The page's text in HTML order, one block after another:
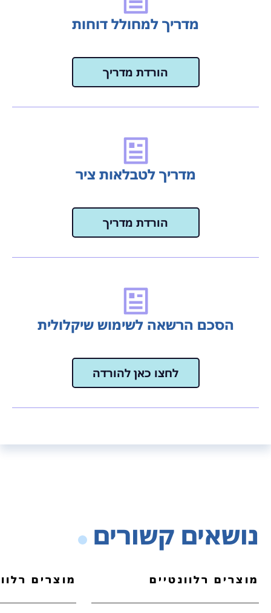
מדריך למחולל דוחות
הורדת מדריך
מדריך לטבלאות ציר
הורדת מדריך
הסכם הרשאה לשימוש שיקלולית
לחצו כאן להורדה
נושאים קשורים
מוצרים רלוונטיים מוצרים